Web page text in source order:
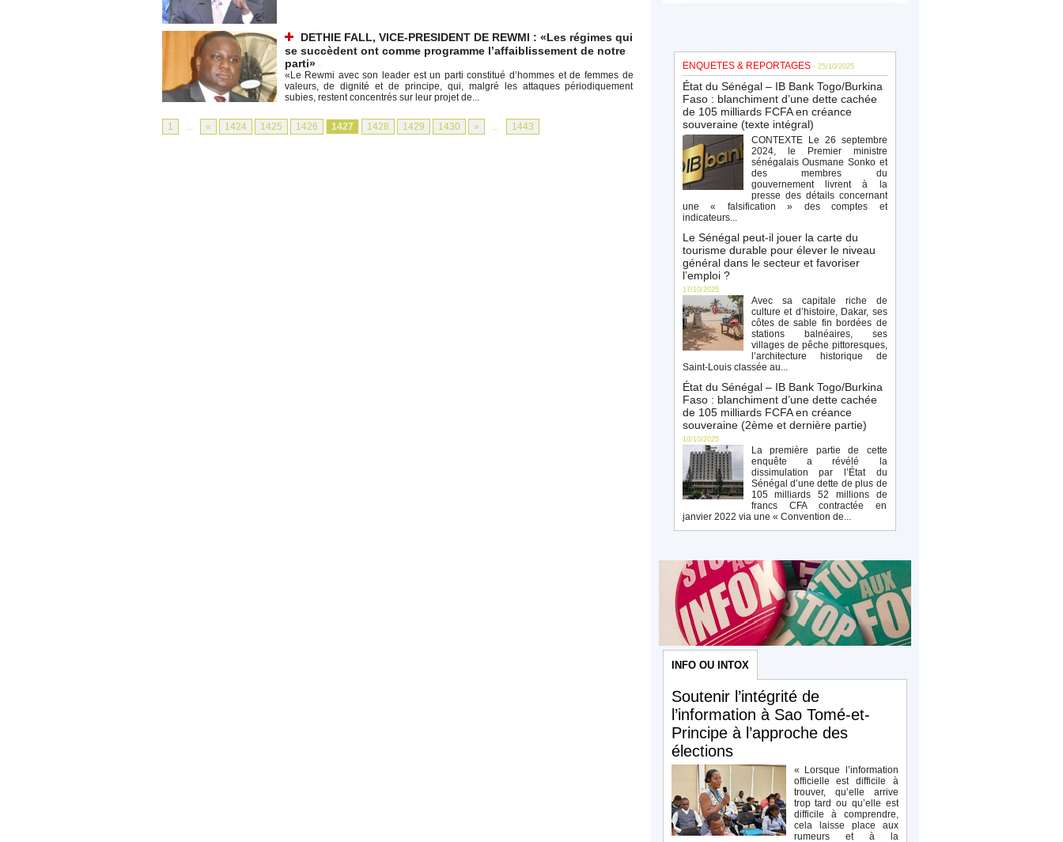
DETHIE FALL, VICE-PRESIDENT DE REWMI : «Les régimes qui
se succèdent ont comme programme l’affaiblissement de notre
parti» -
«Le Rewmi avec son leader est un parti constitué d’hommes et de femmes de
valeurs, de dignité et de principe, qui, malgré les attaques périodiquement
subies, restent concentrés sur leur projet de...
1 ... « 1424 1425 1426 1427 1428 1429 1430 » ... 1443
ENQUETES & REPORTAGES - 25/10/2025
État du Sénégal – IB Bank Togo/Burkina
Faso : blanchiment d’une dette cachée
de 105 milliards FCFA en créance
souveraine (texte intégral)
CONTEXTE Le 26 septembre
2024, le Premier ministre
sénégalais Ousmane Sonko et
des membres du
gouvernement livrent à la
presse des détails concernant
une « falsification » des comptes et
indicateurs...
Le Sénégal peut-il jouer la carte du
tourisme durable pour élever le niveau
général dans le secteur et favoriser
l’emploi ?
17/10/2025
Avec sa capitale riche de
culture et d’histoire, Dakar, ses
côtes de sable fin bordées de
stations balnéaires, ses
villages de pêche pittoresques,
l’architecture historique de
Saint-Louis classée au...
État du Sénégal – IB Bank Togo/Burkina
Faso : blanchiment d’une dette cachée
de 105 milliards FCFA en créance
souveraine (2ème et dernière partie)
10/10/2025
La première partie de cette
enquête a révélé la
dissimulation par l’État du
Sénégal d’une dette de plus de
105 milliards 52 millions de
francs CFA contractée en
janvier 2022 via une « Convention de...
INFO OU INTOX
Soutenir l’intégrité de
l’information à Sao Tomé-et-
Principe à l’approche des
élections
« Lorsque l’information
officielle est difficile à
trouver, qu’elle arrive
trop tard ou qu’elle est
difficile à comprendre,
cela laisse place aux
rumeurs et à la